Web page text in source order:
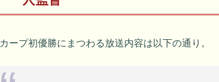
カープ初優勝にまつわる放送内容は以下の通り。